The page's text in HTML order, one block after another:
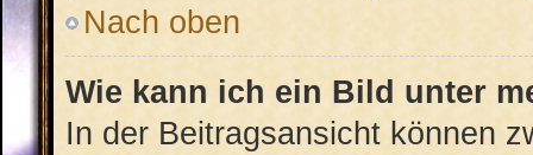
Nach oben
Wie kann ich ein Bild unter
In der Beitragsansicht können